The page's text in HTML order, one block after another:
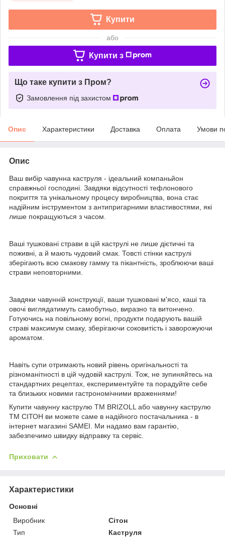
Купити
або
Купити з
Що таке купити з Пром?
Замовлення під захистом
Опис Характеристики Доставка Оплата Умови
Опис
Ваш вибір чавунна каструля - ідеальний компаньйон
справжньої господині. Завдяки відсутності тефлонового
покриття та унікальному процесу виробництва, вона стає
надійним інструментом з антипригарними властивостями, які
лише покращуються з часом.
Ваші тушковані страви в цій каструлі не лише дієтичні та
поживні, а й мають чудовий смак. Товсті стінки каструлі
зберігають всю смакову гамму та пікантність, зроблюючи ваші
страви неповторними.
Завдяки чавунній конструкції, ваши тушковані м'ясо, каші та
овочі виглядатимуть самобутньо, виразно та витончено.
Готуючись на повільному вогні, продукти подарують вашій
страві максимум смаку, зберігаючи соковитість і заворожуючи
ароматом.
Навіть супи отримають новий рівень оригінальності та
різноманітності в цій чудовій каструлі. Тож, не зупиняйтесь на
стандартних рецептах, експериментуйте та порадуйте себе
та близьких новими гастрономічними враженнями!
Купити чавунну каструлю TM BRIZOLL або чавунну каструлю
ТМ СІТОН ви можете саме в надійного постачальника - в
інтернет магазині SAMEI. Ми надамо вам гарантію,
забезпечимо швидку відправку та сервіс.
Приховати
Характеристики
Основні
Виробник
Сітон
Тип
Каструля